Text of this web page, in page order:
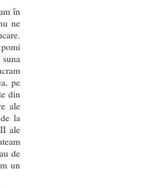
în
ne
pe
din
ale
la
ale
de
un